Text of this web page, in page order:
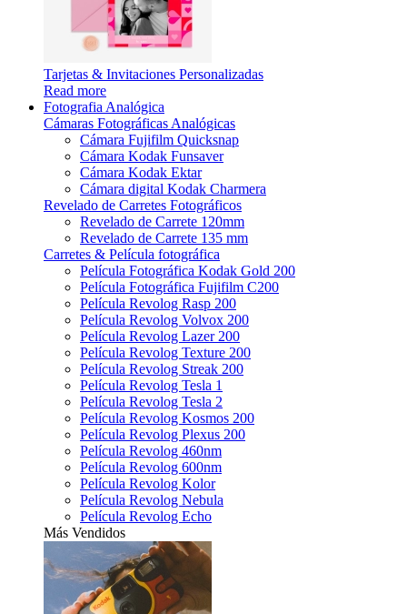
Tarjetas & Invitaciones Personalizadas
Read more
Fotografia Analógica
Cámaras Fotográficas Analógicas
Cámara Fujifilm Quicksnap
Cámara Kodak Funsaver
Cámara Kodak Ektar
Cámara digital Kodak Charmera
Revelado de Carretes Fotográficos
Revelado de Carrete 120mm
Revelado de Carrete 135 mm
Carretes & Película fotográfica
Película Fotográfica Kodak Gold 200
Película Fotográfica Fujifilm C200
Película Revolog Rasp 200
Película Revolog Volvox 200
Película Revolog Lazer 200
Película Revolog Texture 200
Película Revolog Streak 200
Película Revolog Tesla 1
Película Revolog Tesla 2
Película Revolog Kosmos 200
Película Revolog Plexus 200
Película Revolog 460nm
Película Revolog 600nm
Película Revolog Kolor
Película Revolog Nebula
Película Revolog Echo
Más Vendidos